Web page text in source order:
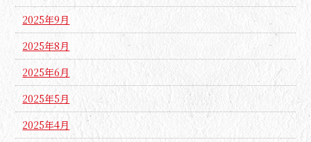
2025年9月
2025年8月
2025年6月
2025年5月
2025年4月